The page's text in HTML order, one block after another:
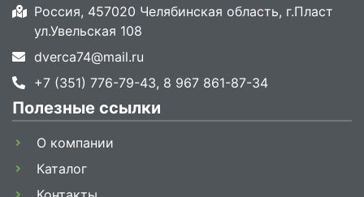
Россия, 457020 Челябинская область, г.Пласт
ул.Увельская 108
dverca74@mail.ru
+7 (351) 776-79-43, 8 967 861-87-34
Полезные ссылки
О компании
Каталог